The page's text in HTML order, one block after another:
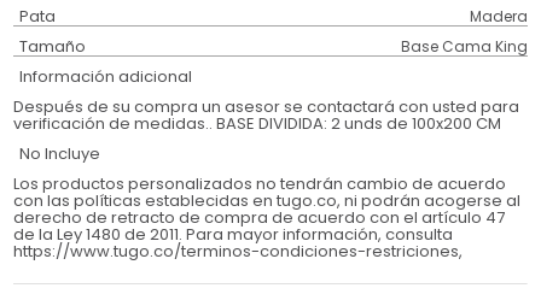
Pata Madera
Tamaño Base Cama King
Información adicional
Después de su compra un asesor se contactará con usted para
verificación de medidas.. BASE DIVIDIDA: 2 unds de 100x200 CM
No Incluye
Los productos personalizados no tendrán cambio de acuerdo
con las políticas establecidas en tugo.co, ni podrán acogerse al
derecho de retracto de compra de acuerdo con el artículo 47
de la Ley 1480 de 2011. Para mayor información, consulta
https://www.tugo.co/terminos-condiciones-restriciones,